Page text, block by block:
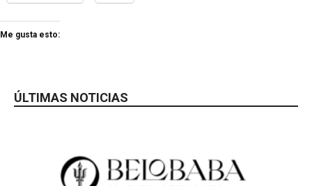
Me gusta esto:
ÚLTIMAS NOTICIAS